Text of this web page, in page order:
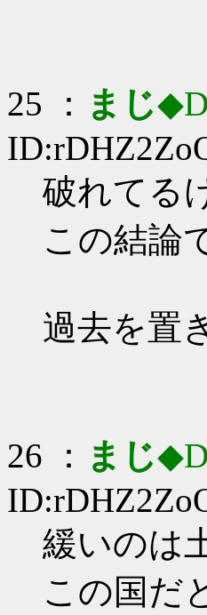
25 ： まじ
破れてる
この結論
過去を置
26 ： まじ
緩いのは
この国だ